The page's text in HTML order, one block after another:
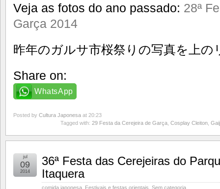
Veja as fotos do ano passado: 28ª
Garça 2014
昨年のガルサ市桜祭りの写真を上
Share on:
WhatsApp
Posted by Cultura Japonesa at 20:23
Tagged with: 29 Festa da Cerejeira de Garça Cosplay Cleiton
36ª Festa das Cerejeiras do
Itaquera
comida japonesa Festivais e festas orientais Sem categoria
jul
09
2014